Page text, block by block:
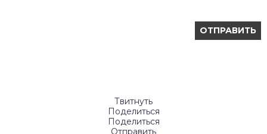
Твитнуть
Поделиться
Поделиться
Отправить